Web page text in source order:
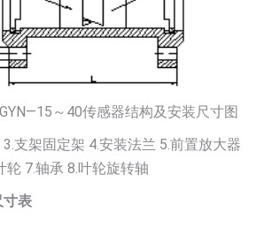
～40传感器结构及安装尺寸图
支架固定架 4.安装法兰 5.前置放大器
轮 7.轴承 8.叶轮旋转轴
寸表